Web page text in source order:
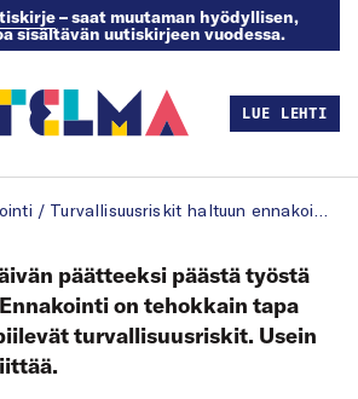
– saat muutaman hyödyllisen,
sisältävän uutiskirjeen vuodessa.
LUE LEHTI
/
päätteeksi päästä työstä
on tehokkain tapa
turvallisuusriskit. Usein